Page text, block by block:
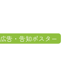
告・告知ポスター